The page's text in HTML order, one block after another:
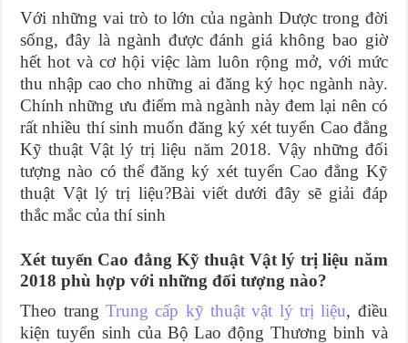
Với những vai trò to lớn của ngành Dược trong đời
sống, đây là ngành được đánh giá không bao giờ
hết hot và cơ hội việc làm luôn rộng mở, với mức
thu nhập cao cho những ai đăng ký học ngành này.
Chính những ưu điểm mà ngành này đem lại nên có
rất nhiều thí sinh muốn đăng ký xét tuyển Cao đẳng
Kỹ thuật Vật lý trị liệu năm 2018. Vậy những đối
tượng nào có thể đăng ký xét tuyển Cao đẳng Kỹ
thuật Vật lý trị liệu?Bài viết dưới đây sẽ giải đáp
thắc mắc của thí sinh
Xét tuyển Cao đẳng Kỹ thuật Vật lý trị liệu năm
2018 phù hợp với những đối tượng nào?
Theo trang Trung cấp kỹ thuật vật lý trị liệu, điều
kiện tuyển sinh của Bộ Lao động Thương binh và